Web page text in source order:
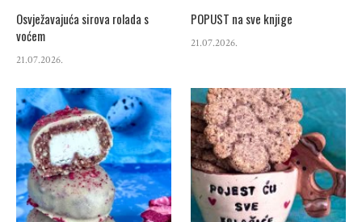
Osvježavajuća sirova rolada s
voćem
21.07.2026.
POPUST na sve knjige
21.07.2026.